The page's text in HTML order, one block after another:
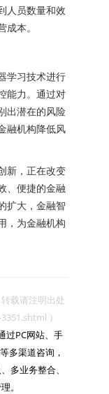
人员数量和效
本。
习技术进行
能力。通过对
出潜在的风险
融机构降低风
，正在改变
、便捷的金融
扩大，金融智
，为金融机构
载请注明出处
）
过PC网站、手
多渠道咨询，
多业务整合、
。